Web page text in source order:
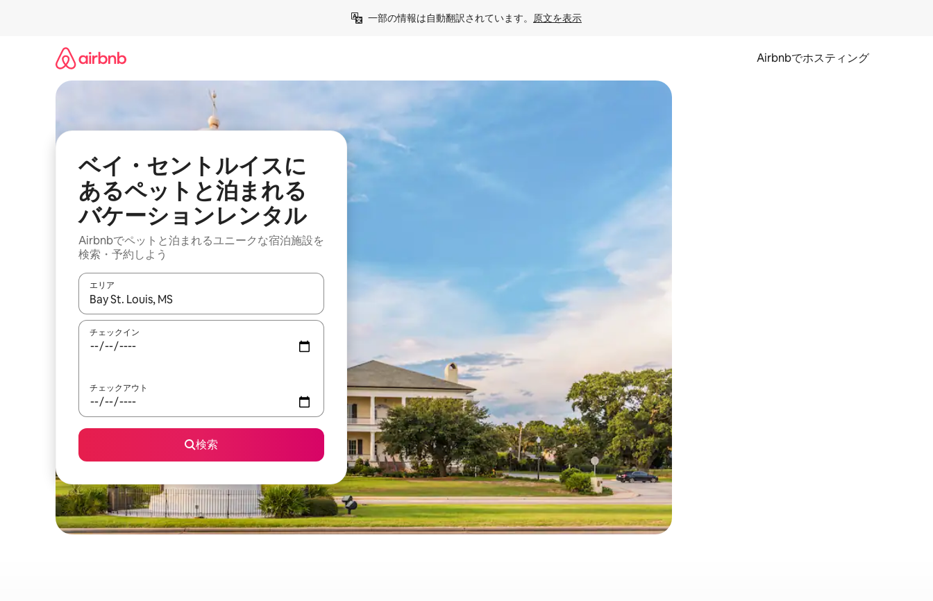
一部の情報は自動翻訳されています。 原文を表示
Airbnbでホスティング
ベイ・セントルイスに
あるペットと泊まれる
バケーションレンタル
Airbnbでペットと泊まれるユニークな宿泊施設を
検索・予約しよう
エリア
検索結果が表示されたら、上下の矢印キーを使って移動するか、画面をタッチまたはスワイプして検索結果を確認することができます。
チェックイン
チェックアウト
検索